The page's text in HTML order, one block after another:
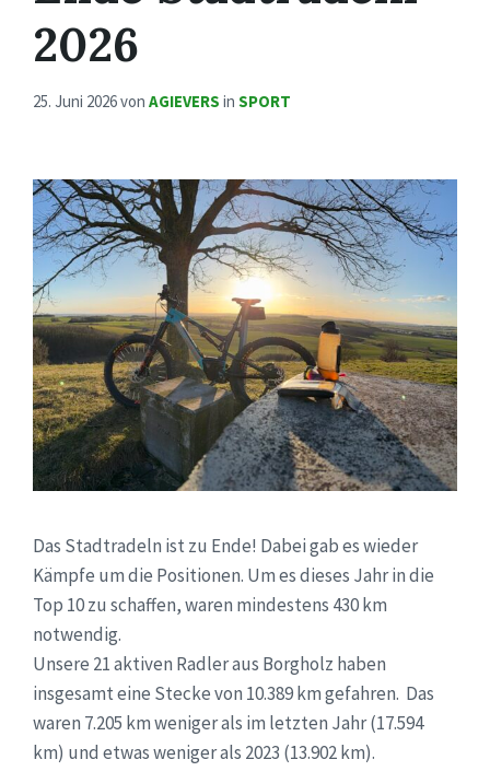
2026
25. Juni 2026von AGIEVERS in SPORT
Das Stadtradeln ist zu Ende! Dabei gab es wieder
Kämpfe um die Positionen. Um es dieses Jahr in die
Top 10 zu schaffen, waren mindestens 430 km
notwendig.
Unsere 21 aktiven Radler aus Borgholz haben
insgesamt eine Stecke von 10.389 km gefahren. Das
waren 7.205 km weniger als im letzten Jahr (17.594
km) und etwas weniger als 2023 (13.902 km).